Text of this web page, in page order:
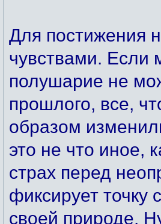
Для постижения
чувствами. Если
полушарие не
прошлого, все,
образом
это не что иное,
страх перед
фиксирует точку
своей природе.